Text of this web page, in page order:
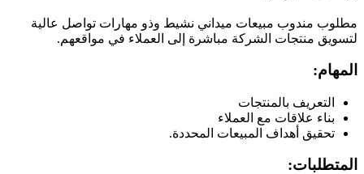
مطلوب مندوب مبيعات ميداني نشيط وذو مهارات تواصل عالية
لتسويق منتجات الشركة مباشرة إلى العملاء في مواقعهم.
المهام:
التعريف بالمنتجات
بناء علاقات مع العملاء
تحقيق أهداف المبيعات المحددة.
المتطلبات: